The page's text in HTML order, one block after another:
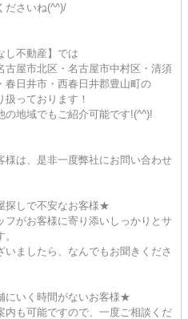
ださいね(^^)/
し不動産】では
古屋市北区・名古屋市中村区・清須
春日井市・西春日井郡豊山町の
っております！
の地域でもご紹介可能です!(^^)!
様は、是非一度弊社にお問い合わせ
探しで不安なお客様★
フがお客様に寄り添いしっかりとサ
いましたら、なんでもお聞きくださ
にいく時間がないお客様★
内も可能ですので、一度ご相談くだ